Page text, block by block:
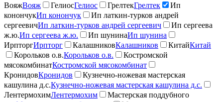
ВояжВояж ГелиосГелиос ГрелтекГрелтек
Ип
конончукИп конончук
Ип латкин-турков андрей
сергеевичИп латкин-турков андрей сергеевич
Ип сергеева
ж.ю.Ип сергеева ж.ю. Ип шунинаИп шунина
ИрпторгИрпторг КалашниковКалашников КитайКитай
Корольков о.в.Корольков о.в.
Костромской
мясокомбинатКостромской мясокомбинат
КронидовКронидов
Кузнечно-ножевая мастерская
кашулина д.с.Кузнечно-ножевая мастерская кашулина д.с.
ЛентермохимЛентермохим
Мастерская поддубного